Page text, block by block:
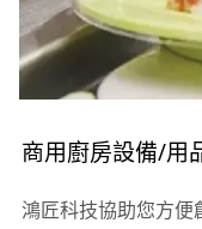
商用廚房設備/用
鴻匠科技協助您方便